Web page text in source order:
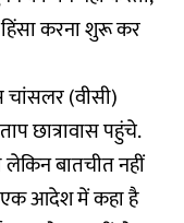
करना शुरू कर
चांसलर (वीसी)
छात्रावास पहुंचे.
बातचीत नहीं
एक आदेश में कहा है